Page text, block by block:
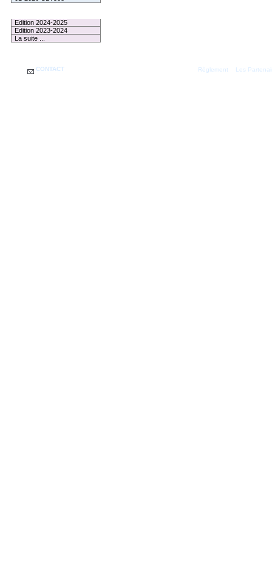
Edition 2024-2025
Edition 2023-2024
La suite ...
CONTACT Règlement Les